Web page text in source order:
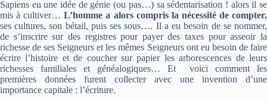
Sapiens eu une idée de génie (ou pas…) sa sédentarisation ! alors il se
mis à cultiver…L’homme a alors compris la nécessité de compter,
ses cultures, son bétail, puis ses sous…. Il a eu besoin de se nommer,
de s’inscrire sur des registres pour payer des taxes pour asseoir la
richesse de ses Seigneurs et les mêmes Seigneurs ont eu besoin de faire
écrire l’histoire et de coucher sur papier les arborescences de leurs
richesses familiales et généalogiques… Et voici comment les
premières données furent collecter avec une invention d’une
importance capitale : l’écriture.